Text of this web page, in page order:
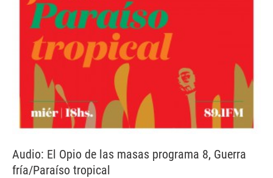
Audio: El Opio de las masas programa 8, Guerra
fría/Paraíso tropical